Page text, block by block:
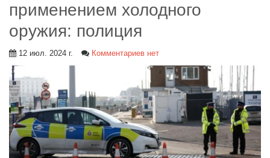
применением холодного
оружия: полиция
12 июл. 2024 г. Комментариев нет